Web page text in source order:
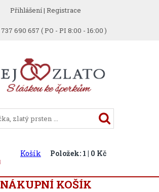
Přihlášení| Registrace
737 690 657 ( PO - PI 8:00 - 16:00 )
Košík Položek: 1 | 0 Kč
NÁKUPNÍ KOŠÍK